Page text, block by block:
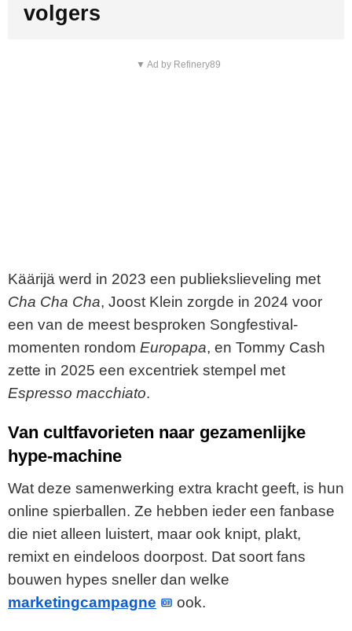
volgers
▼ Ad by Refinery89
Käärijä werd in 2023 een publiekslieveling met
Cha Cha Cha, Joost Klein zorgde in 2024 voor
een van de meest besproken Songfestival-
momenten rondom Europapa, en Tommy Cash
zette in 2025 een excentriek stempel met
Espresso macchiato.
Van cultfavorieten naar gezamenlijke
hype-machine
Wat deze samenwerking extra kracht geeft, is hun
online spierballen. Ze hebben ieder een fanbase
die niet alleen luistert, maar ook knipt, plakt,
remixt en eindeloos doorpost. Dat soort fans
bouwen hypes sneller dan welke
marketingcampagne
ook.